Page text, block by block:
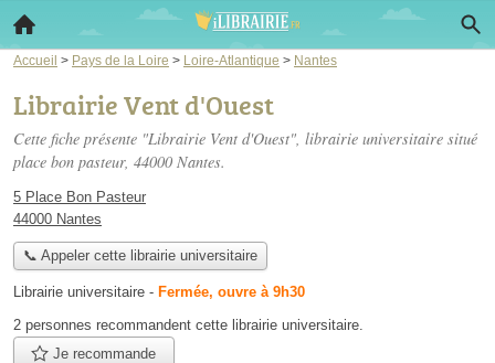
Accueil > Pays de la Loire > Loire-Atlantique > Nantes
Librairie Vent d'Ouest
Cette fiche présente "Librairie Vent d'Ouest", librairie universitaire situé
place bon pasteur, 44000 Nantes.
5 Place Bon Pasteur
44000 Nantes
📞 Appeler cette librairie universitaire
Librairie universitaire - Fermée, ouvre à 9h30
2 personnes recommandent cette librairie universitaire.
Je recommande